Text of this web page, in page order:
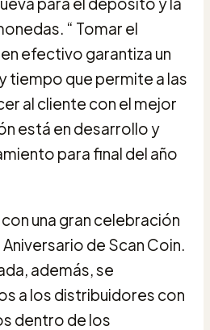
“ Tomar el
efectivo garantiza un
tiempo que permite a las
al cliente con el mejor
está en desarrollo y
para final del año
una gran celebración
de Scan Coin.
además, se
a los distribuidores con
dentro de los